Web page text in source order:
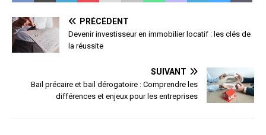
PRÉCÉDENT
Devenir investisseur en immobilier locatif : les clés de
la réussite
SUIVANT
Bail précaire et bail dérogatoire : Comprendre les
différences et enjeux pour les entreprises